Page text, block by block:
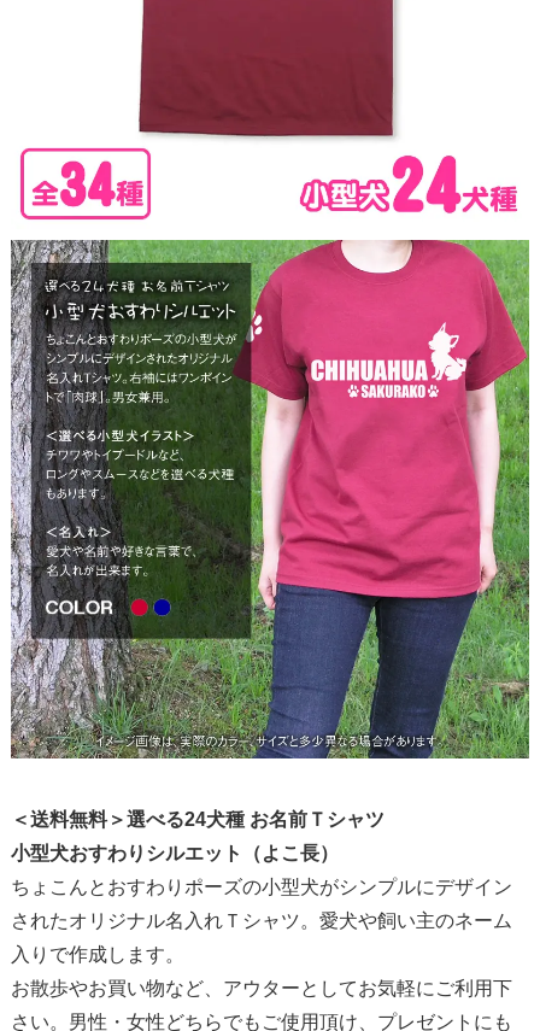
＜送料無料＞選べる24犬種 お名前Ｔシャツ
小型犬おすわりシルエット（よこ長）
ちょこんとおすわりポーズの小型犬がシンプルにデザイン
されたオリジナル名入れＴシャツ。愛犬や飼い主のネーム
入りで作成します。
お散歩やお買い物など、アウターとしてお気軽にご利用下
さい。男性・女性どちらでもご使用頂け、プレゼントにも